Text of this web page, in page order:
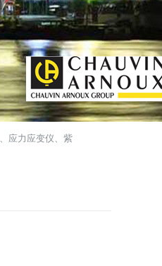
外成像仪、精密木工机械、木工